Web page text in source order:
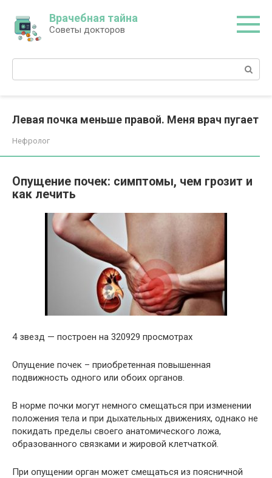
контенту
Врачебная тайна
Советы докторов
Поиск:
Левая почка меньше правой. Меня врач пугает
Нефролог
Опущение почек: симптомы, чем грозит и
как лечить
4 звезд — построен на 320929 просмотрах
Опущение почек – приобретенная повышенная
подвижность одного или обоих органов.
В норме почки могут немного смещаться при изменении
положения тела и при дыхательных движениях, однако не
покидать пределы своего анатомического ложа,
образованного связками и жировой клетчаткой.
При опущении орган может смещаться из поясничной